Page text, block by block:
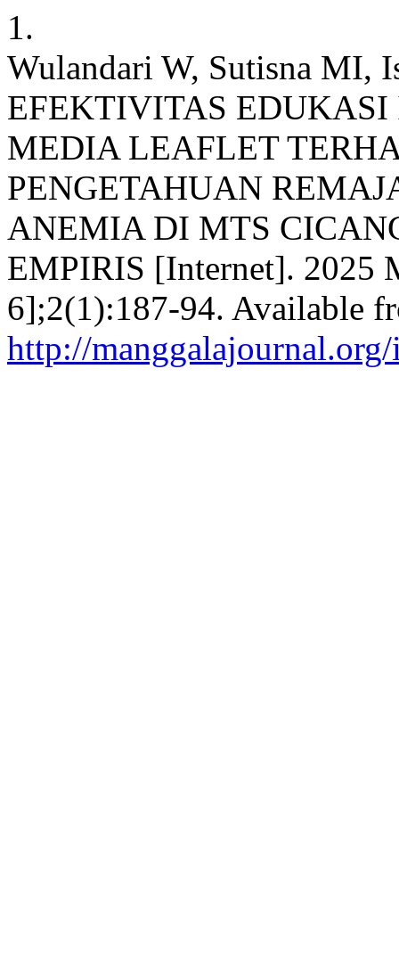
1.
Wulandari W, Sutisna MI,
EFEKTIVITAS
MEDIA LEAFLET
PENGETAHUAN
ANEMIA DI MTS
EMPIRIS [Internet]. 2025
6];2(1):187-94. Available
http://